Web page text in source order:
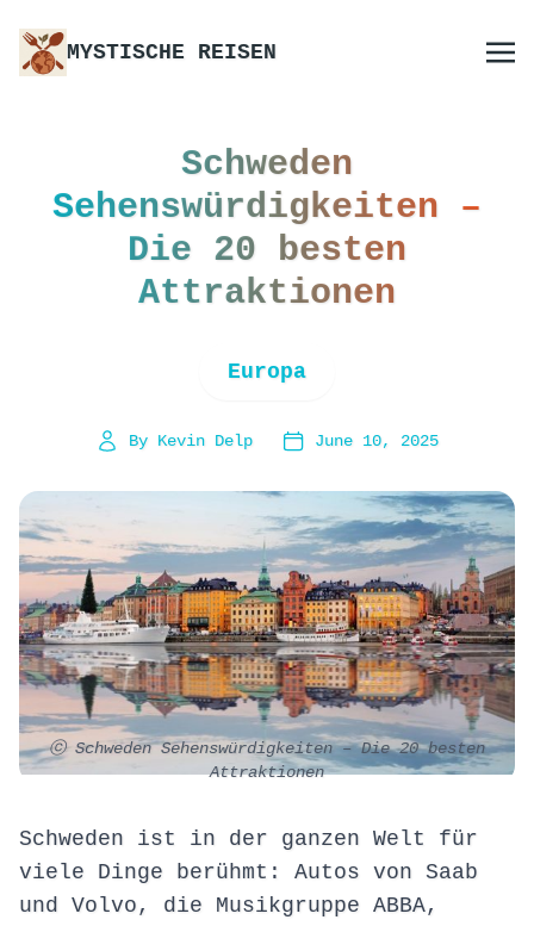
MYSTISCHE REISEN
Schweden
Sehenswürdigkeiten –
Die 20 besten
Attraktionen
Europa
By Kevin Delp June 10, 2025
ⓒ Schweden Sehenswürdigkeiten – Die 20 besten
Attraktionen
Schweden ist in der ganzen Welt für
viele Dinge berühmt: Autos von Saab
und Volvo, die Musikgruppe ABBA,